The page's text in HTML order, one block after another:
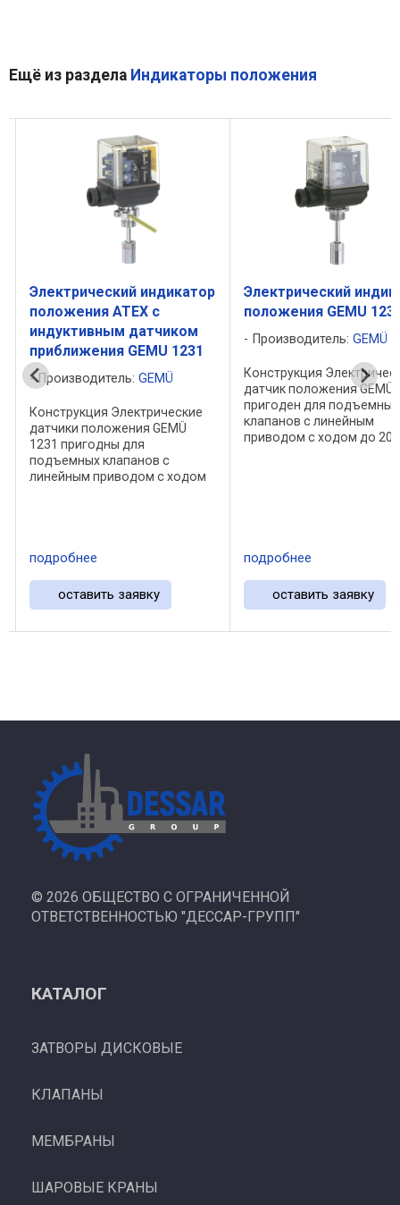
Ещё из раздела Индикаторы положения
Электрический индикатор
положения ATEX с
индуктивным датчиком
приближения GEMU 1231
Производитель: GEMÜ
Конструкция Электрические
датчики положения GEMÜ
1231 пригодны для
подъемных клапанов с
линейным приводом с ходом
имеет один или два
приближения ...
подробнее
оставить заявку
Электрический
положения GEMU
Производитель: GEMÜ
Конструкция
датчик положения GEMÜ
пригоден для подъемных
клапанов с линейным
приводом с ходом до 20
подробнее
оставить заявку
© 2026 ОБЩЕСТВО С ОГРАНИЧЕННОЙ
ОТВЕТСТВЕННОСТЬЮ "ДЕССАР-ГРУПП"
КАТАЛОГ
ЗАТВОРЫ ДИСКОВЫЕ
КЛАПАНЫ
МЕМБРАНЫ
ШАРОВЫЕ КРАНЫ